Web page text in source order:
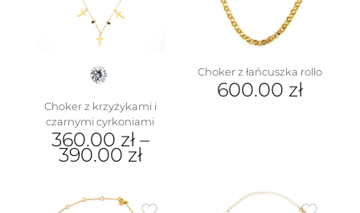
Choker z krzyżykami i
czarnymi cyrkoniami
360.00 zł–
390.00 zł
ma
Choker z łańcuszka rollo
600.00 zł